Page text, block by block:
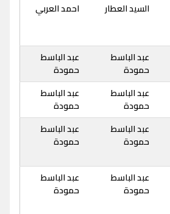
السيد العطار احمد العربي
عبد الباسط
حمودة
عبد الباسط
حمودة
عبد الباسط
حمودة
عبد الباسط
حمودة
عبد الباسط
حمودة
عبد الباسط
حمودة
عبد الباسط
حمودة
عبد الباسط
حمودة